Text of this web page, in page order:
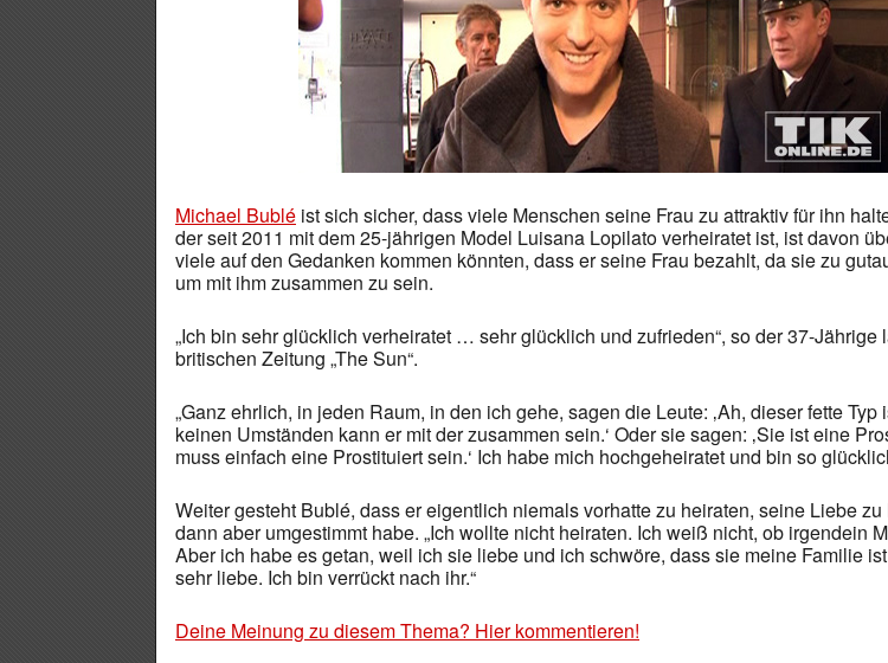
Michael Bublé ist sich sicher, dass viele Menschen seine Frau zu attraktiv für ihn
der seit 2011 mit dem 25-jährigen Model Luisana Lopilato verheiratet ist, ist davon
viele auf den Gedanken kommen könnten, dass er seine Frau bezahlt, da sie zu
um mit ihm zusammen zu sein.
„Ich bin sehr glücklich verheiratet … sehr glücklich und zufrieden“, so der 37-Jährige
britischen Zeitung „The Sun“.
„Ganz ehrlich, in jeden Raum, in den ich gehe, sagen die Leute: ‚Ah, dieser fette Typ
keinen Umständen kann er mit der zusammen sein.‘ Oder sie sagen: ‚Sie ist eine
muss einfach eine Prostituiert sein.‘ Ich habe mich hochgeheiratet und bin so
Weiter gesteht Bublé, dass er eigentlich niemals vorhatte zu heiraten, seine Liebe
dann aber umgestimmt habe. „Ich wollte nicht heiraten. Ich weiß nicht, ob irgendein
Aber ich habe es getan, weil ich sie liebe und ich schwöre, dass sie meine Familie
sehr liebe. Ich bin verrückt nach ihr.“
Deine Meinung zu diesem Thema? Hier kommentieren!